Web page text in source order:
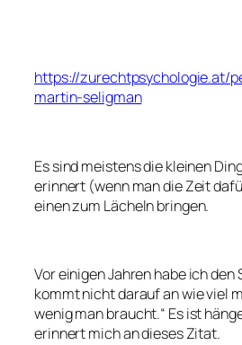
https://zurechtpsychologie.at/
martin-seligman
Es sind meistens die kleinen
erinnert (wenn man die Zeit
einen zum Lächeln bringen.
Vor einigen Jahren habe ich den
kommt nicht darauf an wie viel
wenig man braucht.“ Es ist
erinnert mich an dieses Zitat.